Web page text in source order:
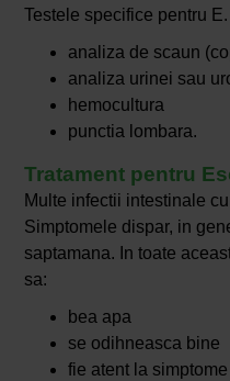
Testele specifice pentru
analiza de scaun
analiza urinei sau
hemocultura
punctia lombara.
Tratament pentru
Multe infectii intestinale
Simptomele dispar, in
saptamana. In toate
sa:
bea apa
se odihneasca bine
fie atent la